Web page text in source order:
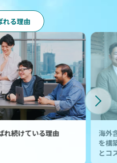
れる理由
で利用可能な生成 AI 基盤
お
を